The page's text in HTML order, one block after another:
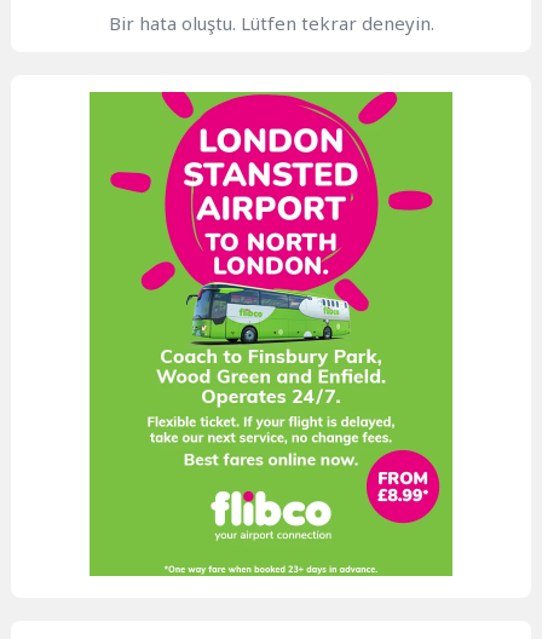
Bir hata oluştu. Lütfen tekrar deneyin.